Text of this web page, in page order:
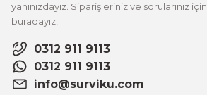
yanınızdayız. Siparişleriniz ve sorularınız için
buradayız!
0312 911 9113
0312 911 9113
info@surviku.com